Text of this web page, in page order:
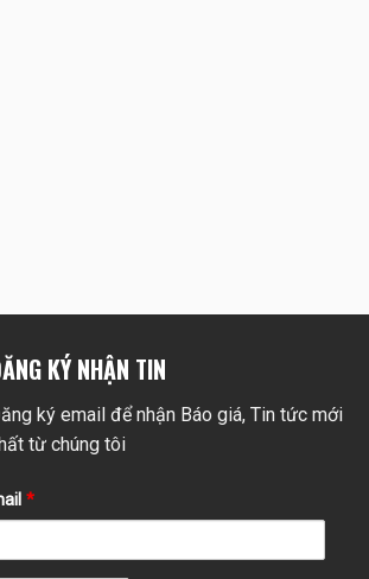
KÝ NHẬN TIN
ký email để nhận Báo giá, Tin tức mới
từ chúng tôi
*